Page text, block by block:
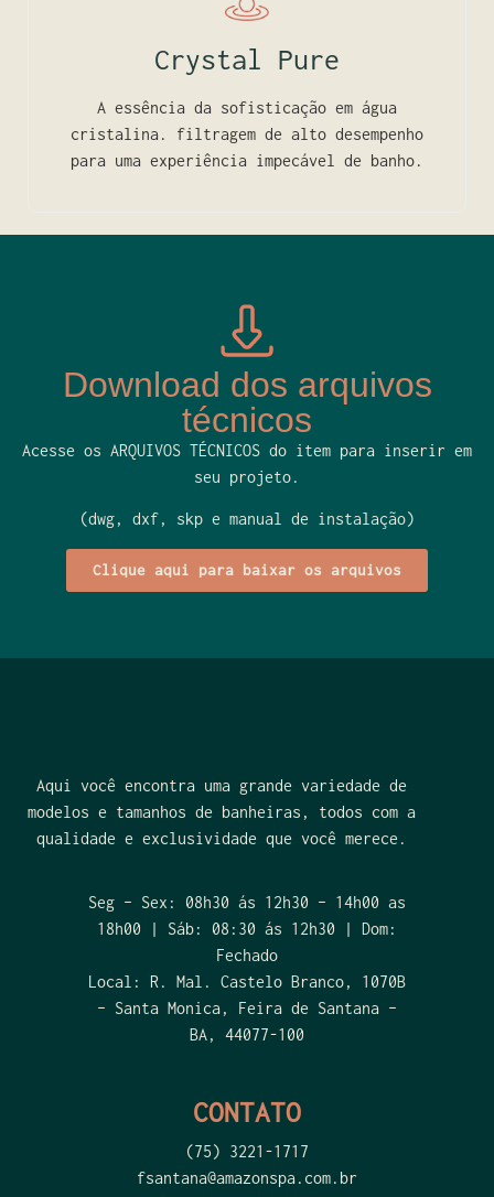
Crystal Pure
A essência da sofisticação em água
cristalina. filtragem de alto desempenho
para uma experiência impecável de banho.
Download dos arquivos
técnicos
Acesse os ARQUIVOS TÉCNICOS do item para inserir em
seu projeto.
(dwg, dxf, skp e manual de instalação)
Clique aqui para baixar os arquivos
Aqui você encontra uma grande variedade de
modelos e tamanhos de banheiras, todos com a
qualidade e exclusividade que você merece.
Seg – Sex: 08h30 ás 12h30 – 14h00 as
18h00 | Sáb: 08:30 ás 12h30 | Dom:
Fechado
Local: R. Mal. Castelo Branco, 1070B
– Santa Monica, Feira de Santana –
BA, 44077-100
CONTATO
(75) 3221-1717
fsantana@amazonspa.com.br